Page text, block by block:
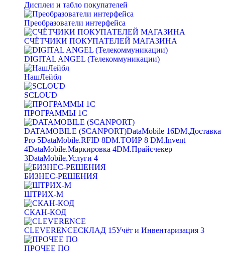
Дисплеи и табло покупателей
Преобразователи интерфейса
СЧЁТЧИКИ ПОКУПАТЕЛЕЙ МАГАЗИНА
DIGITAL ANGEL (Телекоммуникации)
НашЛейбл
SCLOUD
ПРОГРАММЫ 1С
DATAMOBILE (SCANPORT)DataMobile 16DM.Доставка
Pro 5DataMobile.RFID 8DM.ТОИР 8 DM.Invent
4DataMobile.Маркировка 4DM.Прайсчекер
3DataMobile.Услуги 4
БИЗНЕС-РЕШЕНИЯ
ШТРИХ-М
СКАН-КОД
CLEVERENCEСКЛАД 15Учёт и Инвентаризация 3
ПРОЧЕЕ ПО